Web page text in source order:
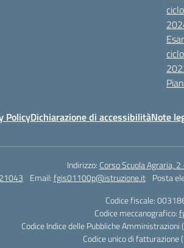
PolicyDichiarazione di accessibilitàNote
Indirizzo: Corso Scuola Agraria,
Email:fgis01100p@istruzione.it Posta
Codice fiscale:
Codice meccanografico:
Codice Indice delle Pubbliche
Codice unico di fatturazione